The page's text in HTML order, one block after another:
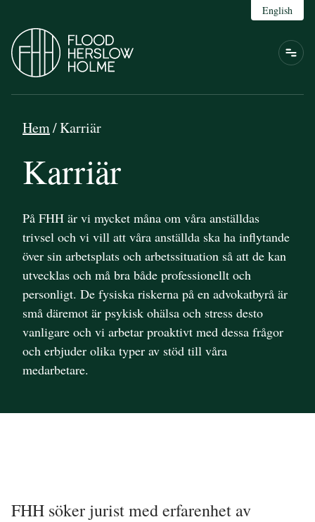
English
Hem/Karriär
Karriär
På FHH är vi mycket måna om våra anställdas
trivsel och vi vill att våra anställda ska ha inflytande
över sin arbetsplats och arbetssituation så att de kan
utvecklas och må bra både professionellt och
personligt. De fysiska riskerna på en advokatbyrå är
små däremot är psykisk ohälsa och stress desto
vanligare och vi arbetar proaktivt med dessa frågor
och erbjuder olika typer av stöd till våra
medarbetare.
FHH söker jurist med erfarenhet av